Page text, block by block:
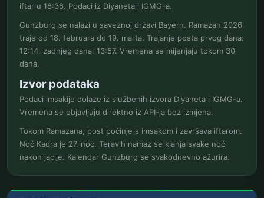
iftar u 18:36. Podaci iz Diyaneta i IGMG-a.
Gunzburg se nalazi u saveznoj državi Bayern. Ramazan 2026
traje od 18. februara do 19. marta. Trajanje posta prvog dana:
12:14, zadnjeg dana: 13:57. Vremena se mijenjaju tokom 30
dana.
Izvor podataka
Podaci imsakije dolaze iz službenih izvora Diyaneta i IGMG-a.
Vremena se objavljuju direktno iz API-ja bez izmjena.
Tokom Ramazana, post počinje s imsakom i završava iftarom.
Noć Kadra je 27. noć. Teravih namaz se klanja svake noći
nakon jacije. Kalendar Gunzburg se svakodnevno ažurira.